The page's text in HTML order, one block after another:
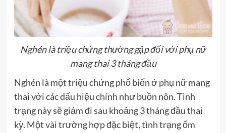
Nghén là triệu chứng thường gặp đối với phụ nữ
mang thai 3 tháng đầu
Nghén là một triệu chứng phổ biến ở phụ nữ mang
thai với các dấu hiệu chính như buồn nôn. Tình
trạng này sẽ giảm đi sau khoảng 3 tháng đầu thai
kỳ. Một vài trường hợp đặc biệt, tình trạng ốm